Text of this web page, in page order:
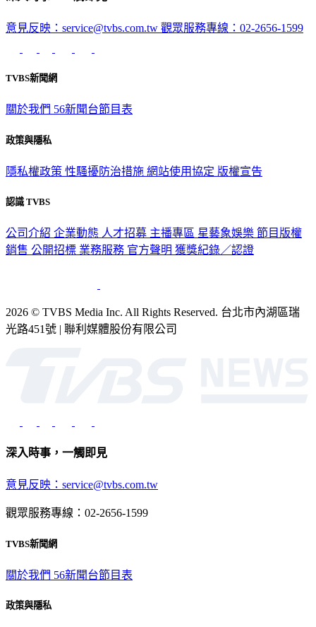
意見反映：service@tvbs.com.tw 觀眾服務專線：02-2656-1599
TVBS新聞網
關於我們 56新聞台節目表
政策與隱私
隱私權政策 性騷擾防治措施 網站使用協定 版權宣告
認識 TVBS
公司介紹 企業動態 人才招募 主播專區 星藝象娛樂 節目版權
銷售 公開招標 業務服務 官方聲明 獲獎紀錄／認證
2026 © TVBS Media Inc. All Rights Reserved. 台北市內湖區瑞
光路451號 | 聯利媒體股份有限公司
深入時事，一觸即見
意見反映：service@tvbs.com.tw
觀眾服務專線：02-2656-1599
TVBS新聞網
關於我們 56新聞台節目表
政策與隱私